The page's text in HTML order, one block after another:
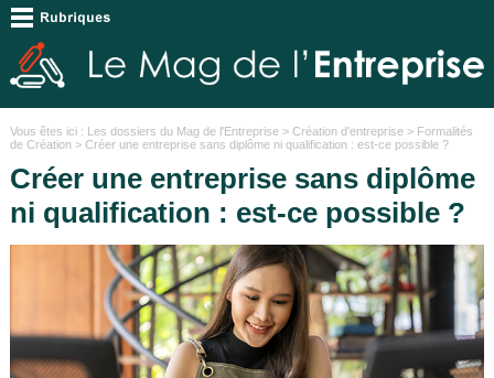
Vous êtes ici : Les dossiers du Mag de l'Entreprise> Création d'entreprise> Formalités
de Création> Créer une entreprise sans diplôme ni qualification : est-ce possible ?
Créer une entreprise sans diplôme
ni qualification : est-ce possible ?